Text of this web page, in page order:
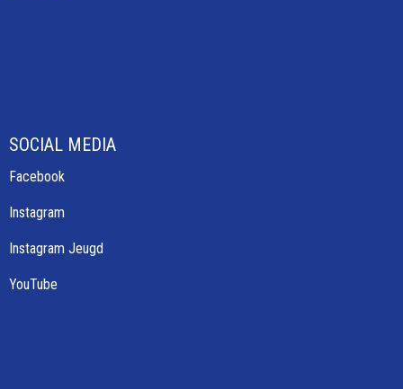
SOCIAL MEDIA
Facebook
Instagram
Instagram Jeugd
YouTube